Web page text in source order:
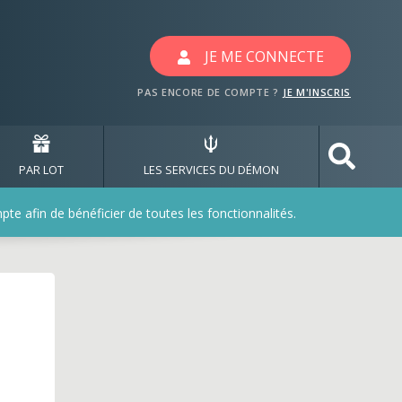
JE ME CONNECTE
PAS ENCORE DE COMPTE ? JE M'INSCRIS
PAR LOT LES SERVICES DU DÉMON
afin de bénéficier de toutes les fonctionnalités.